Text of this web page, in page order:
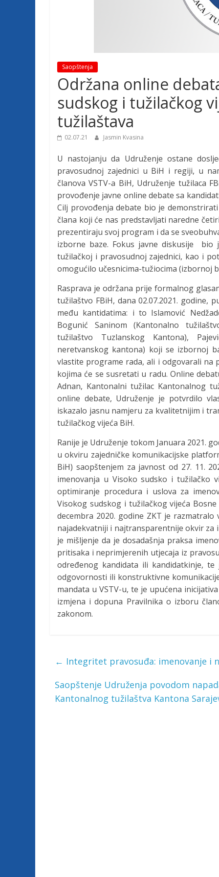
t
u
ž
a
c
a
F
e
d
e
r
a
c
e
B
H
Saopštenja
Održana online
sudskog i tužilačkog
tužilaštava
02.07.21 Jasmin Kvasina
U nastojanju da Udruženje ostane
pravosudnoj zajednici u BiH i regiji, u
članova VSTV-a BiH, Udruženje tužilaca
provođenje javne online debate sa
Cilj provođenja debate bio je
člana koji će nas predstavljati naredne
prezentiraju svoj program i da se
izborne baze. Fokus javne diskusije
tužilačkoj i pravosudnoj zajednici, kao i
omogućilo učesnicima-tužiocima (izbornoj
Rasprava je održana prije formalnog
tužilaštvo FBiH, dana 02.07.2021. godine,
među kantidatima: i to Islamović
Bogunić Saninom (Kantonalno
tužilaštvo Tuzlanskog Kantona),
neretvanskog kantona) koji se izbornoj
vlastite programe rada, ali i odgovarali na
kojima će se susretati u radu. Online
Adnan, Kantonalni tužilac Kantonalnog
online debate, Udruženje je potvrdilo
iskazalo jasnu namjeru za kvalitetnijim i
tužilačkog vijeća BiH.
Ranije je Udruženje tokom Januara 2021.
u okviru zajedničke komunikacijske
BiH) saopštenjem za javnost od 27. 11.
imenovanja u Visoko sudsko i tužilačko
optimiranje procedura i uslova za
Visokog sudskog i tužilačkog vijeća
decembra 2020. godine ZKT je
najadekvatniji i najtransparentnije okvir za
je mišljenje da je dosadašnja praksa
pritisaka i neprimjerenih utjecaja iz
određenog kandidata ili kandidatkinje,
odgovornosti ili konstruktivne
mandata u VSTV-u, te je upućena
izmjena i dopuna Pravilnika o izboru
zakonom.
← Integritet pravosuđa: imenovanje i
Saopštenje Udruženja povodom
Kantonalnog tužilaštva Kantona